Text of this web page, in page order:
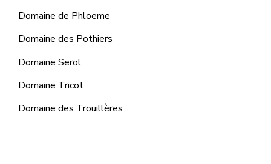
Domaine de Phloeme
Domaine des Pothiers
Domaine Serol
Domaine Tricot
Domaine des Trouillères